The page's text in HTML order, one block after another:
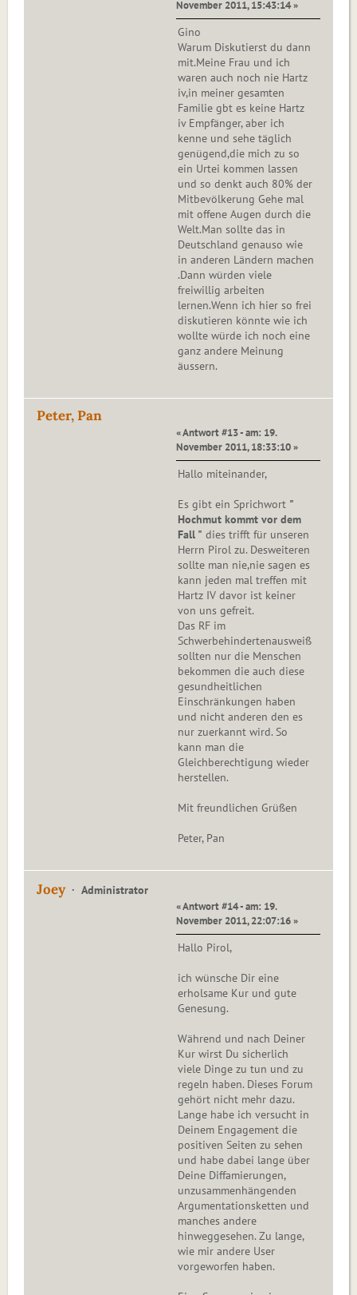
November 2011, 15:43:14 »
Gino
Warum Diskutierst du dann
mit.Meine Frau und ich
waren auch noch nie Hartz
iv,in meiner gesamten
Familie gbt es keine Hartz
iv Empfänger, aber ich
kenne und sehe täglich
genügend,die mich zu so
ein Urtei kommen lassen
und so denkt auch 80% der
Mitbevölkerung Gehe mal
mit offene Augen durch die
Welt.Man sollte das in
Deutschland genauso wie
in anderen Ländern machen
.Dann würden viele
freiwillig arbeiten
lernen.Wenn ich hier so frei
diskutieren könnte wie ich
wollte würde ich noch eine
ganz andere Meinung
äussern.
Peter, Pan
« Antwort #13 - am: 19.
November 2011, 18:33:10 »
Hallo miteinander,
Es gibt ein Sprichwort "
Hochmut kommt vor dem
Fall " dies trifft für unseren
Herrn Pirol zu. Desweiteren
sollte man nie,nie sagen es
kann jeden mal treffen mit
Hartz IV davor ist keiner
von uns gefreit.
Das RF im
Schwerbehindertenausweiß
sollten nur die Menschen
bekommen die auch diese
gesundheitlichen
Einschränkungen haben
und nicht anderen den es
nur zuerkannt wird. So
kann man die
Gleichberechtigung wieder
herstellen.
Mit freundlichen Grüßen
Peter, Pan
Joey Administrator
« Antwort #14 - am: 19.
November 2011, 22:07:16 »
Hallo Pirol,
ich wünsche Dir eine
erholsame Kur und gute
Genesung.
Während und nach Deiner
Kur wirst Du sicherlich
viele Dinge zu tun und zu
regeln haben. Dieses Forum
gehört nicht mehr dazu.
Lange habe ich versucht in
Deinem Engagement die
positiven Seiten zu sehen
und habe dabei lange über
Deine Diffamierungen,
unzusammenhängenden
Argumentationsketten und
manches andere
hinweggesehen. Zu lange,
wie mir andere User
vorgeworfen haben.